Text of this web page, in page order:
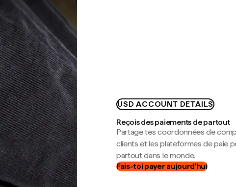
USD ACCOUNT DETAILS
Reçois des paiements de partout
Partage tes coordonnées de
clients et les plateformes de paie
partout dans le monde.
Fais-toi payer aujourd'hui